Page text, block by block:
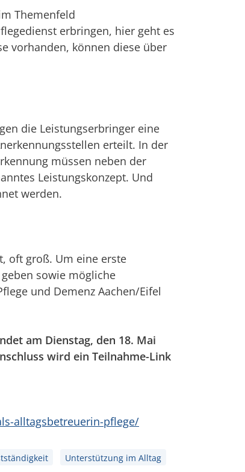
Themenfeld
erbringen, hier geht es
vorhanden, können diese über
die Leistungserbringer eine
erteilt. In der
müssen neben der
Leistungskonzept. Und
werden.
oft groß. Um eine erste
sowie mögliche
und Demenz Aachen/Eifel
am Dienstag, den 18. Mai
wird ein Teilnahme-Link
alltagsbetreuerin-pflege/
Unterstützung im Alltag